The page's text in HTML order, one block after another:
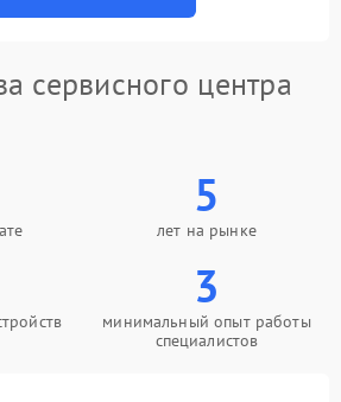
сервисного центра
5
лет на рынке
3
минимальный опыт работы
специалистов